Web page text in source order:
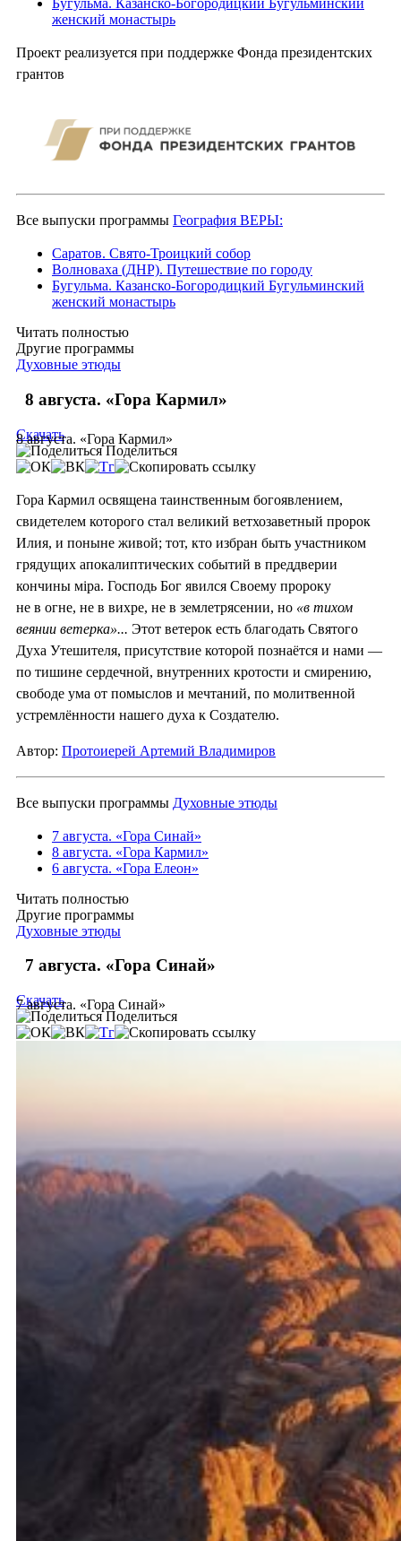
Бугульма. Казанско-Богородицкий Бугульминский
женский монастырь
Проект реализуется при поддержке Фонда президентских
грантов
Все выпуски программы География ВЕРЫ:
Саратов. Свято-Троицкий собор
Волноваха (ДНР). Путешествие по городу
Бугульма. Казанско-Богородицкий Бугульминский
женский монастырь
Читать полностью
Другие программы
Духовные этюды
8 августа. «Гора Кармил»
8 августа. «Гора Кармил»
Скачать
Поделиться
Гора Кармил освящена таинственным богоявлением,
свидетелем которого стал великий ветхозаветный пророк
Илия, и поныне живой; тот, кто избран быть участником
грядущих апокалиптических событий в преддверии
кончины мiра. Господь Бог явился Своему пророку
не в огне, не в вихре, не в землетрясении, но «в тихом
веянии ветерка»... Этот ветерок есть благодать Святого
Духа Утешителя, присутствие которой познаётся и нами —
по тишине сердечной, внутренних кротости и смирению,
свободе ума от помыслов и мечтаний, по молитвенной
устремлённости нашего духа к Создателю.
Автор: Протоиерей Артемий Владимиров
Все выпуски программы Духовные этюды
7 августа. «Гора Синай»
8 августа. «Гора Кармил»
6 августа. «Гора Елеон»
Читать полностью
Другие программы
Духовные этюды
7 августа. «Гора Синай»
7 августа. «Гора Синай»
Скачать
Поделиться